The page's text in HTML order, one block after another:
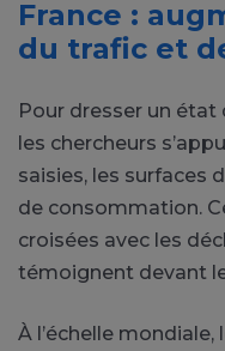
France :
du trafic et
Pour dresser un état
les chercheurs
saisies, les surfaces
de consommation.
croisées avec les
témoignent devant
À l’échelle